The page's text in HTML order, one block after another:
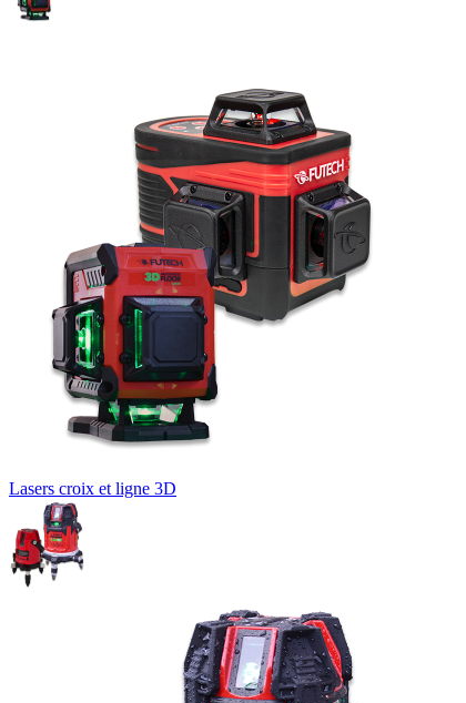
Lasers croix et ligne 3D